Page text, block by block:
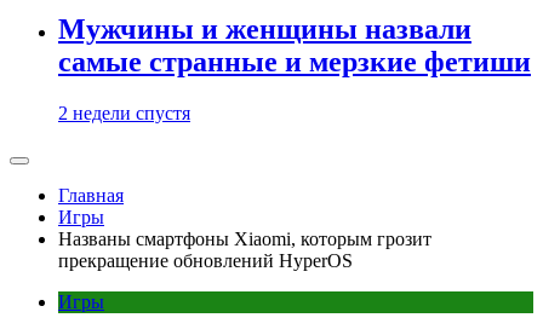
Мужчины и женщины назвали
самые странные и мерзкие фетиши
2 недели спустя
Главная
Игры
Названы смартфоны Xiaomi, которым грозит
прекращение обновлений HyperOS
Игры